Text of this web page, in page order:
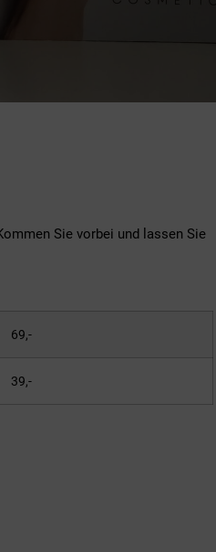
Sie vorbei und lassen Sie
69,-
39,-